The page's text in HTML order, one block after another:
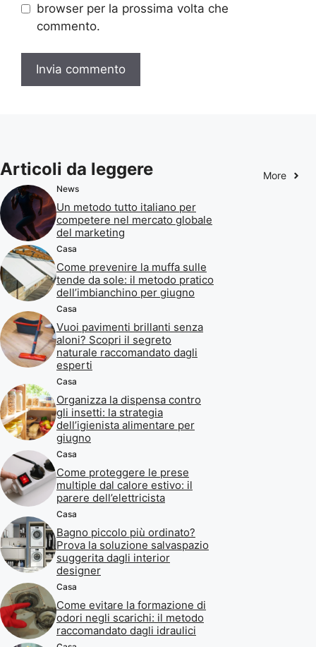
browser per la prossima volta che
commento.
Articoli da leggere More
News
Un metodo tutto italiano per
competere nel mercato globale
del marketing
Casa
Come prevenire la muffa sulle
tende da sole: il metodo pratico
dell’imbianchino per giugno
Casa
Vuoi pavimenti brillanti senza
aloni? Scopri il segreto
naturale raccomandato dagli
esperti
Casa
Organizza la dispensa contro
gli insetti: la strategia
dell’igienista alimentare per
giugno
Casa
Come proteggere le prese
multiple dal calore estivo: il
parere dell’elettricista
Casa
Bagno piccolo più ordinato?
Prova la soluzione salvaspazio
suggerita dagli interior
designer
Casa
Come evitare la formazione di
odori negli scarichi: il metodo
raccomandato dagli idraulici